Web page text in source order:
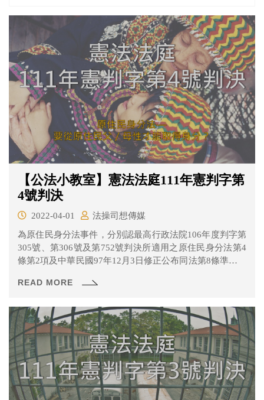
憲法而聲請解釋。
【公法小教室】憲法法庭111年憲判字第
4號判決
2022-04-01
法操司想傳媒
為原住民身分法事件，分別認最高行政法院106年度判字第
305號、第306號及第752號判決所適用之原住民身分法第4
條第2項及中華民國97年12月3日修正公布同法第8條準用第
10月29日依司法院大法官審理案件法第5條第1項第2款規定
READ MORE